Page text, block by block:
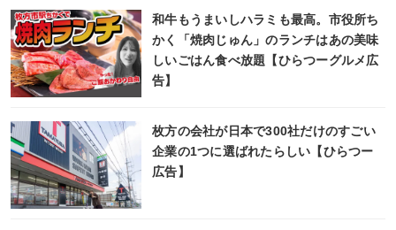
和牛もうまいしハラミも最高。市役所ち
かく「焼肉じゅん」のランチはあの美味
しいごはん食べ放題【ひらつーグルメ広
告】
枚方の会社が日本で300社だけのすごい
企業の1つに選ばれたらしい【ひらつー
広告】